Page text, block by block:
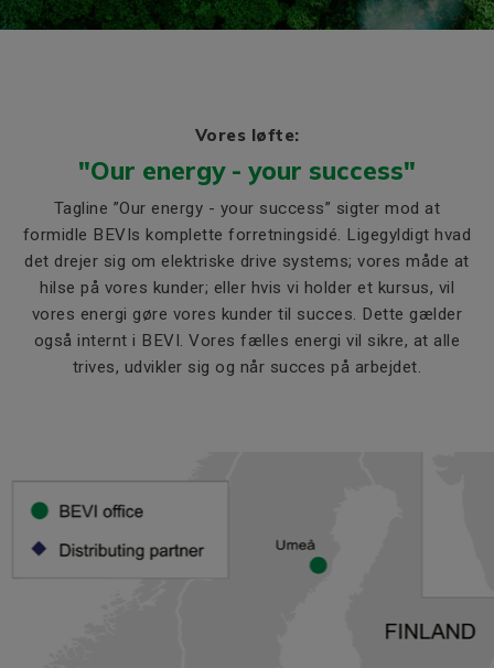
Vores løfte:
"Our energy - your success"
Tagline ”Our energy - your success” sigter mod at
formidle BEVIs komplette forretningsidé. Ligegyldigt hvad
det drejer sig om elektriske drive systems; vores måde at
hilse på vores kunder; eller hvis vi holder et kursus, vil
vores energi gøre vores kunder til succes. Dette gælder
også internt i BEVI. Vores fælles energi vil sikre, at alle
trives, udvikler sig og når succes på arbejdet.